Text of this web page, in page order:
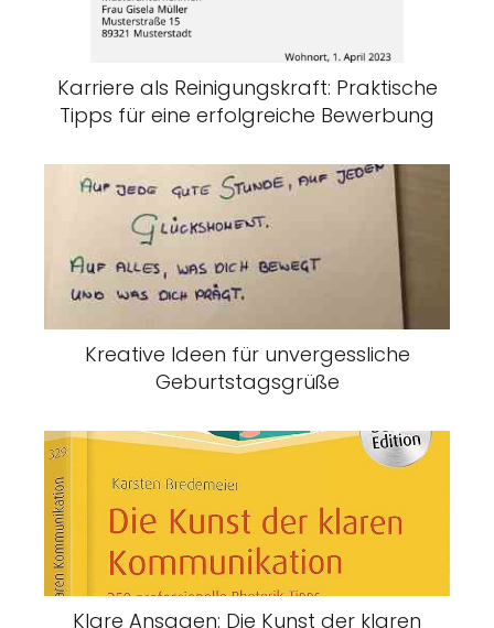
Karriere als Reinigungskraft: Praktische
Tipps für eine erfolgreiche Bewerbung
Kreative Ideen für unvergessliche
Geburtstagsgrüße
Klare Ansagen: Die Kunst der klaren